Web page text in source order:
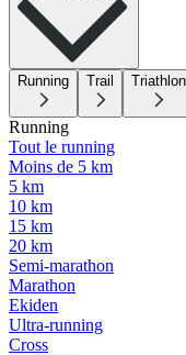
Running Trail Triathlon
Running
Tout le running
Moins de 5 km
5 km
10 km
15 km
20 km
Semi-marathon
Marathon
Ekiden
Ultra-running
Cross